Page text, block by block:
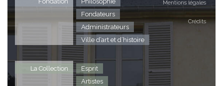
Mentions légales
Crédits
Fondateurs
Administrateurs
Ville d’art et d’histoire
La Collection
Esprit
Artistes